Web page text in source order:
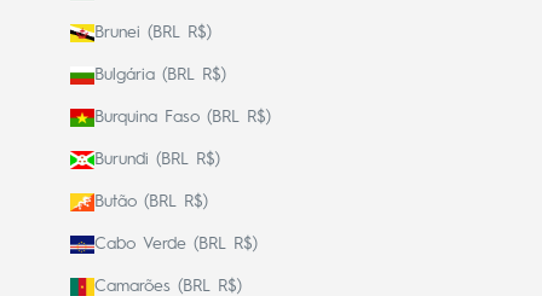
Brunei (BRL R$)
Bulgária (BRL R$)
Burquina Faso (BRL R$)
Burundi (BRL R$)
Butão (BRL R$)
Cabo Verde (BRL R$)
Camarões (BRL R$)